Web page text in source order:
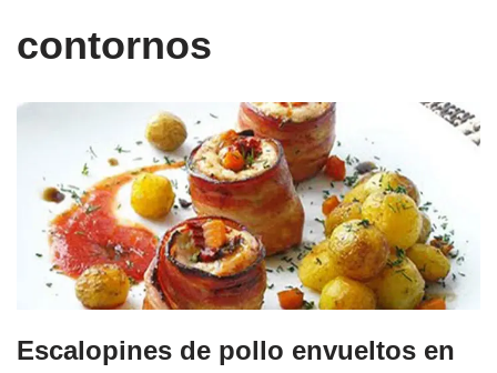
contornos
Escalopines de pollo envueltos en